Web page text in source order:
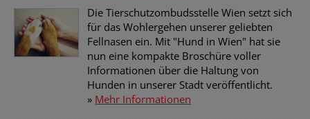
Die Tierschutzombudsstelle Wien setzt sich
für das Wohlergehen unserer geliebten
Fellnasen ein. Mit "Hund in Wien" hat sie
nun eine kompakte Broschüre voller
Informationen über die Haltung von
Hunden in unserer Stadt veröffentlicht.
» Mehr Informationen